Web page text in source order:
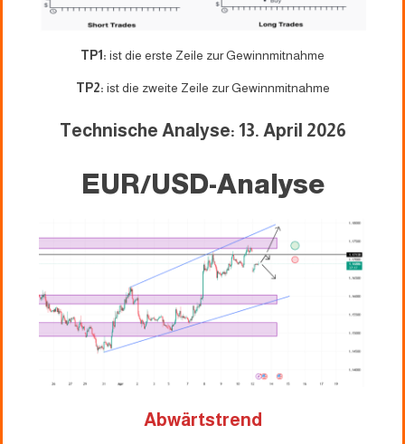
TP1: ist die erste Zeile zur Gewinnmitnahme
TP2: ist die zweite Zeile zur Gewinnmitnahme
Technische Analyse: 13. April 2026
EUR/USD-Analyse
Abwärtstrend